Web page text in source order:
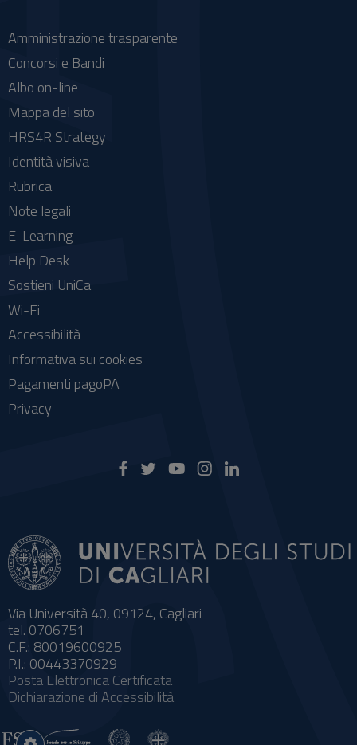
Via Università 40, 09124, Cagliari
tel. 0706751
C.F.: 80019600925
P.I.: 00443370929
Posta Elettronica Certificata
Dichiarazione di Accessibilità
Amministrazione trasparente
Concorsi e Bandi
Albo on-line
Mappa del sito
HRS4R Strategy
Identità visiva
Rubrica
Note legali
E-Learning
Help Desk
Sostieni UniCa
Wi-Fi
Accessibilità
Informativa sui cookies
Pagamenti pagoPA
Privacy
Impostazioni